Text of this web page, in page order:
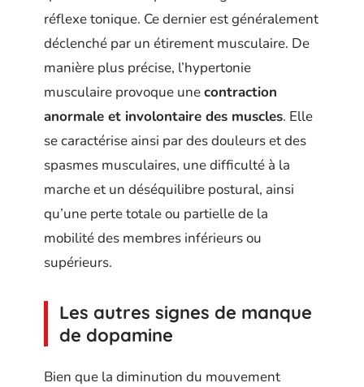
réflexe tonique. Ce dernier est généralement
déclenché par un étirement musculaire. De
manière plus précise, l’hypertonie
musculaire provoque unecontraction
anormale et involontaire des muscles. Elle
se caractérise ainsi par des douleurs et des
spasmes musculaires, une difficulté à la
marche et un déséquilibre postural, ainsi
qu’une perte totale ou partielle de la
mobilité des membres inférieurs ou
supérieurs.
Les autres signes de manque
de dopamine
Bien que la diminution du mouvement